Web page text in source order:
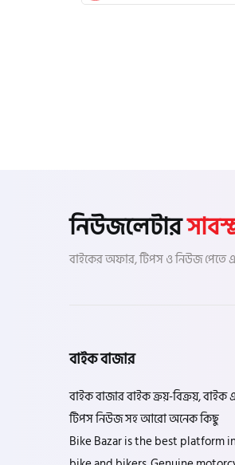
নিউজলেটার
বাইকের অফার, টিপস ও নিউজ পেতে
বাইক বাজার
বাইক বাজার বাইক ক্রয়-বিক্রয়, বাইক
টিপস নিউজ সহ আরো অনেক কিছু
Bike Bazar is the best platform